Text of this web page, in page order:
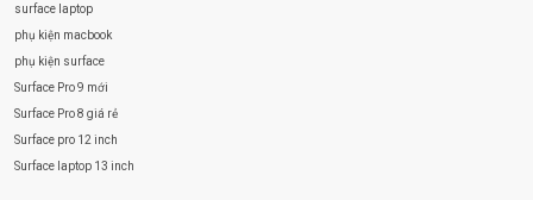
surface laptop
phụ kiện macbook
phụ kiện surface
Surface Pro 9 mới
Surface Pro 8 giá rẻ
Surface pro 12 inch
Surface laptop 13 inch